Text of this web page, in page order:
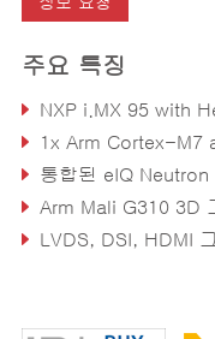
주요 특징
NXP i.MX 95 with
1x Arm Cortex-M7
통합된 eIQ Neutron
Arm Mali G310 3D
LVDS, DSI, HDMI
2x GbE ports, 1x